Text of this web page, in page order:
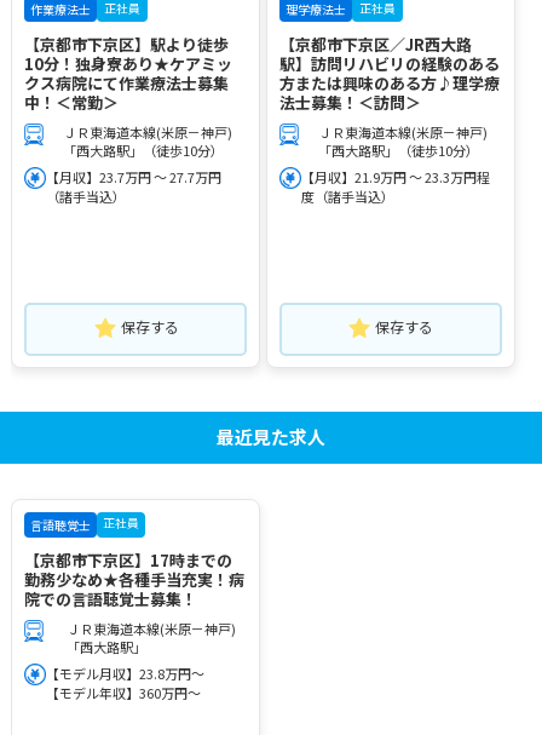
作業療法士 正社員
【京都市下京区】駅より徒歩
10分！独身寮あり★ケアミッ
クス病院にて作業療法士募集
中！＜常勤＞
ＪＲ東海道本線(米原－神戸)
「西大路駅」（徒歩10分）
【月収】23.7万円 ～ 27.7万円
（諸手当込）
保存する
理学療法士 正社員
【京都市下京区／JR西大路
駅】訪問リハビリの経験のある
方または興味のある方♪理学療
法士募集！＜訪問＞
ＪＲ東海道本線(米原－神戸)
「西大路駅」（徒歩10分）
【月収】21.9万円 ～ 23.3万円程
度（諸手当込）
保存する
最近見た求人
言語聴覚士 正社員
【京都市下京区】17時までの
勤務少なめ★各種手当充実！病
院での言語聴覚士募集！
ＪＲ東海道本線(米原－神戸)
「西大路駅」
【モデル月収】23.8万円～
【モデル年収】360万円～